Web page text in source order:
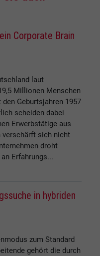
Corporate Brain
laut
Millionen Menschen
Geburtsjahren 1957
scheiden dabei
Erwerbstätige aus
verschärft sich nicht
droht
Erfahrungs...
in hybriden
zum Standard
gehört die durch